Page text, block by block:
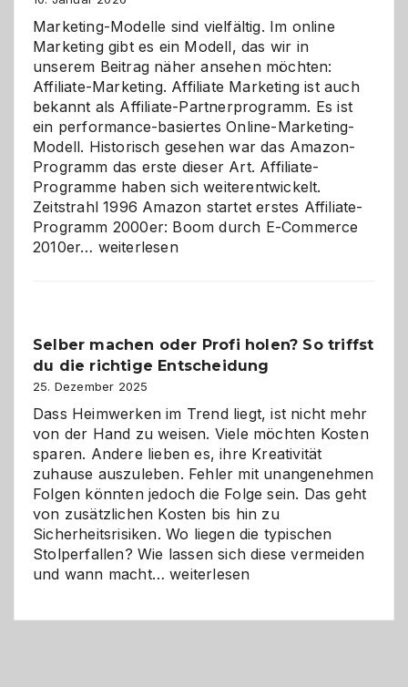
Marketing-Modelle sind vielfältig. Im online
Marketing gibt es ein Modell, das wir in
unserem Beitrag näher ansehen möchten:
Affiliate-Marketing. Affiliate Marketing ist auch
bekannt als Affiliate-Partnerprogramm. Es ist
ein performance-basiertes Online-Marketing-
Modell. Historisch gesehen war das Amazon-
Programm das erste dieser Art. Affiliate-
Programme haben sich weiterentwickelt.
Zeitstrahl 1996 Amazon startet erstes Affiliate-
Programm 2000er: Boom durch E-Commerce
2010er… Affiliate-
Herausforderungen
und
Zukunft
weiterlesen
Selber machen oder Profi holen? So triffst
du die richtige Entscheidung
25. Dezember 2025
Dass Heimwerken im Trend liegt, ist nicht mehr
von der Hand zu weisen. Viele möchten Kosten
sparen. Andere lieben es, ihre Kreativität
zuhause auszuleben. Fehler mit unangenehmen
Folgen könnten jedoch die Folge sein. Das geht
von zusätzlichen Kosten bis hin zu
Sicherheitsrisiken. Wo liegen die typischen
Stolperfallen? Wie lassen sich diese vermeiden
und wann macht…Selber
weiterlesen